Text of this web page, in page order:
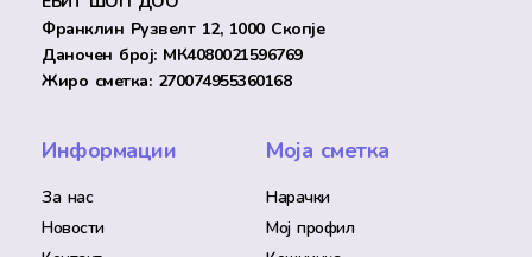
Франклин Рузвелт 12, 1000 Скопје
Даночен број: МК4080021596769
Жиро сметка: 270074955360168
Информации
За нас
Новости
Моја сметка
Нарачки
Мој профил